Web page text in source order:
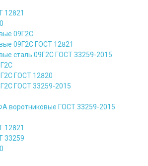
12821
09Г2С
09Г2С ГОСТ 12821
сталь 09Г2С ГОСТ 33259-2015
ГОСТ 12820
ГОСТ 33259-2015
воротниковые ГОСТ 33259-2015
12821
33259